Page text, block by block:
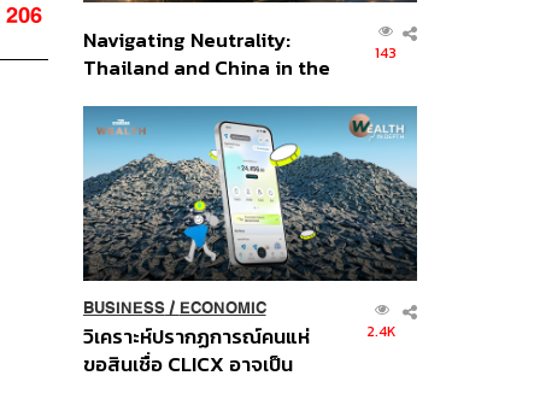
206
Navigating Neutrality:
Thailand and China in the
Order
143
BUSINESS/ ECONOMIC
วิเคราะห์ปรากฏการณ์คนแห่
ขอสินเชื่อ CLICX อาจเป็น
2.4K